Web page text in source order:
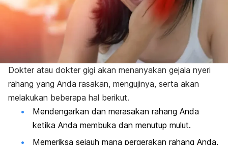
Dokter atau dokter gigi akan menanyakan gejala nyeri
rahang yang Anda rasakan, mengujinya, serta akan
melakukan beberapa hal berikut.
Mendengarkan dan merasakan rahang Anda
ketika Anda membuka dan menutup mulut.
Memeriksa sejauh mana pergerakan rahang Anda.